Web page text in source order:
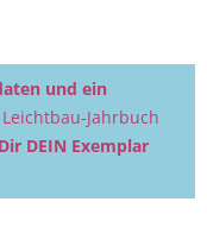
und ein
Jahrbuch
DEIN Exemplar